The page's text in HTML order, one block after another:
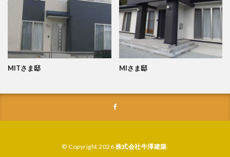
MITさま邸 MIさま邸
© Copyright 2026 株式会社牛澤建築.